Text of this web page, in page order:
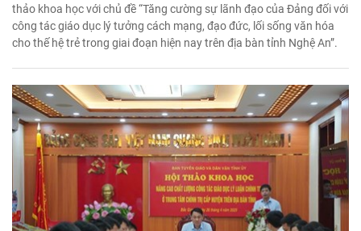
thảo khoa học với chủ đề “Tăng cường sự lãnh đạo của Đảng đối với
công tác giáo dục lý tưởng cách mạng, đạo đức, lối sống văn hóa
cho thế hệ trẻ trong giai đoạn hiện nay trên địa bàn tỉnh Nghệ An”.